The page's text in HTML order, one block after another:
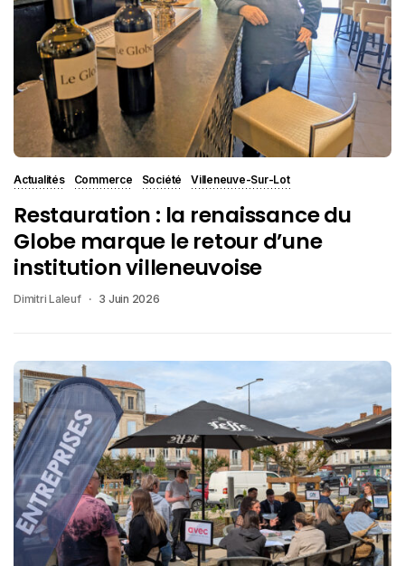
Actualités Commerce Société Villeneuve-Sur-Lot
Restauration : la renaissance du
Globe marque le retour d’une
institution villeneuvoise
Dimitri Laleuf 3 Juin 2026